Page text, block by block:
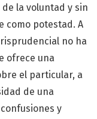
la voluntad y sin
como potestad. A
no ha
ofrece una
el particular, a
de una
y